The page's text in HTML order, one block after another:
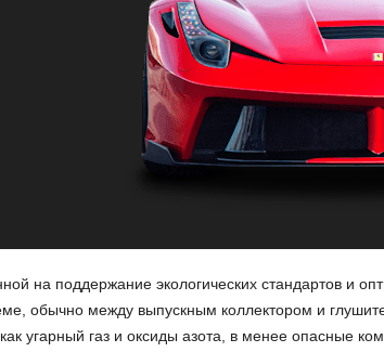
на поддержание экологических стандартов и
обычно между выпускным коллектором и
угарный газ и оксиды азота, в менее опасные